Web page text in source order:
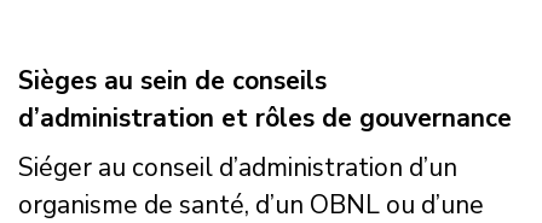
Sièges au sein de conseils
d’administration et rôles de gouvernance
Siéger au conseil d’administration d’un
organisme de santé, d’un OBNL ou d’une